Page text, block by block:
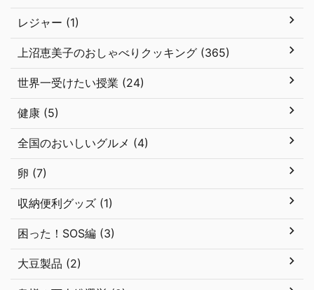
レジャー (1)
上沼恵美子のおしゃべりクッキング (365)
世界一受けたい授業 (24)
健康 (5)
全国のおいしいグルメ (4)
卵 (7)
収納便利グッズ (1)
困った！SOS編 (3)
大豆製品 (2)